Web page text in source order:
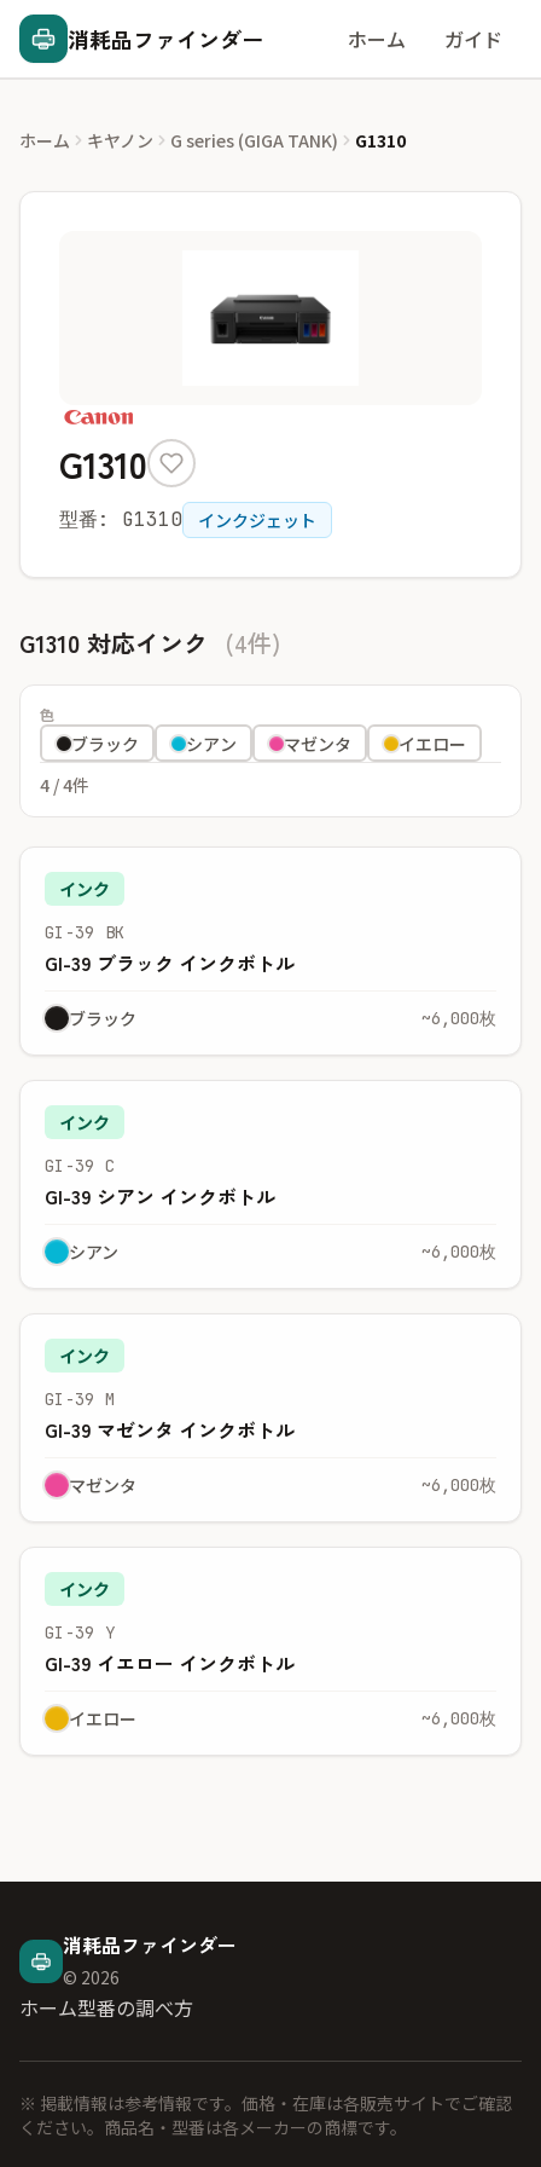
消耗品ファインダー ホーム ガイド
ホーム キヤノン G series (GIGA TANK) G1310
G1310
型番: G1310 インクジェット
G1310 対応インク (4件)
色
ブラック シアン マゼンタ
イエロー
4 / 4件
インク
GI-39 BK
GI-39 ブラック インクボトル
ブラック ~6,000枚
インク
GI-39 C
GI-39 シアン インクボトル
シアン ~6,000枚
インク
GI-39 M
GI-39 マゼンタ インクボトル
マゼンタ ~6,000枚
インク
GI-39 Y
GI-39 イエロー インクボトル
イエロー ~6,000枚
消耗品ファインダー
© 2026
ホーム型番の調べ方
※ 掲載情報は参考情報です。価格・在庫は各販売サイトでご確認
ください。商品名・型番は各メーカーの商標です。